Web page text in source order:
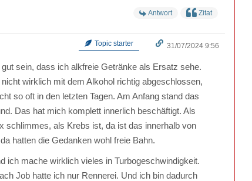
Antwort Zitat
Topic starter 31/07/2024 9:56
sein, dass ich alkfreie Getränke als Ersatz sehe.
wirklich mit dem Alkohol richtig abgeschlossen,
so oft in den letzten Tagen. Am Anfang stand das
Das hat mich komplett innerlich beschäftigt. Als
schlimmes, als Krebs ist, da ist das innerhalb von
hatten die Gedanken wohl freie Bahn.
ich mache wirklich vieles in Turbogeschwindigkeit.
Job hatte ich nur Rennerei. Und ich bin dadurch